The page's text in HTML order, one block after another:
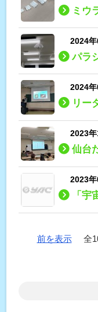
ミウ
2024
パラ
2024
リー
2023
仙台
2023
「宇
前を表示 全